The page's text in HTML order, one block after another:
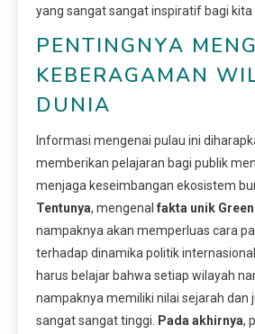
yang sangat sangat inspiratif bagi kita
PENTINGNYA
KEBERAGAMAN
DUNIA
Informasi mengenai pulau ini
memberikan pelajaran bagi publik
menjaga keseimbangan ekosistem
Tentunya, mengenal fakta unik
nampaknya akan memperluas cara
terhadap dinamika politik
harus belajar bahwa setiap wilayah
nampaknya memiliki nilai sejarah dan
sangat sangat tinggi.
Pada akhirnya,